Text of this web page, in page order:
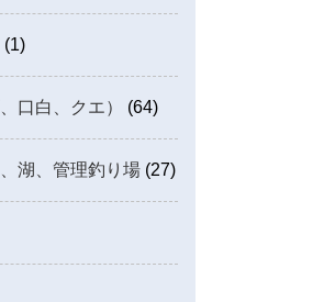
(1)
口白、クエ） (64)
湖、管理釣り場 (27)